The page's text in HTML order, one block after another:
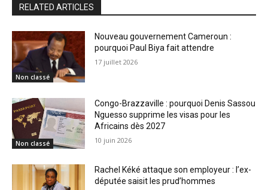
RELATED ARTICLES
Non classé
Nouveau gouvernement Cameroun :
pourquoi Paul Biya fait attendre
17 juillet 2026
Non classé
Congo-Brazzaville : pourquoi Denis Sassou
Nguesso supprime les visas pour les
Africains dès 2027
10 juin 2026
Rachel Kéké attaque son employeur : l’ex-
députée saisit les prud’hommes